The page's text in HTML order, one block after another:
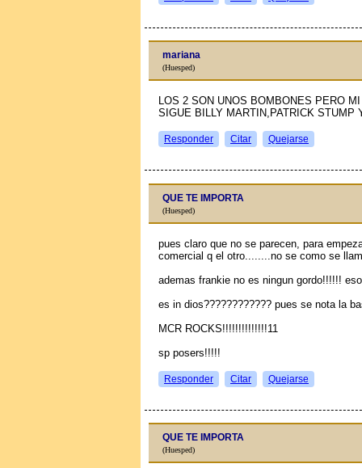
mariana
(Huesped)
LOS 2 SON UNOS BOMBONES PERO
SIGUE BILLY MARTIN,PATRICK STUMP
Responder Citar Quejarse
QUE TE IMPORTA
(Huesped)
pues claro que no se parecen, para
comercial q el otro........no se como se
ademas frankie no es ningun gordo!!!!!!
es in dios???????????? pues se nota la
MCR ROCKS!!!!!!!!!!!!!!11
sp posers!!!!!
Responder Citar Quejarse
QUE TE IMPORTA
(Huesped)